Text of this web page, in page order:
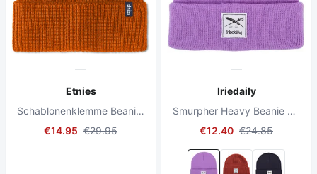
Etnies
Schablonenklemme Beanie Burnt Orange
€14.95 €29.95
Iriedaily
Smurpher Heavy Beanie Flieder
€12.40 €24.85